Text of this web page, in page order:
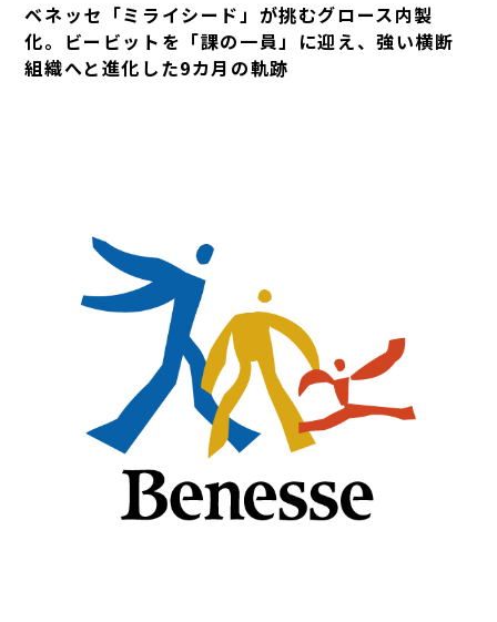
ベネッセ「ミライシード」が挑むグロース内製
化。ビービットを「課の一員」に迎え、強い横断
組織へと進化した9カ月の軌跡